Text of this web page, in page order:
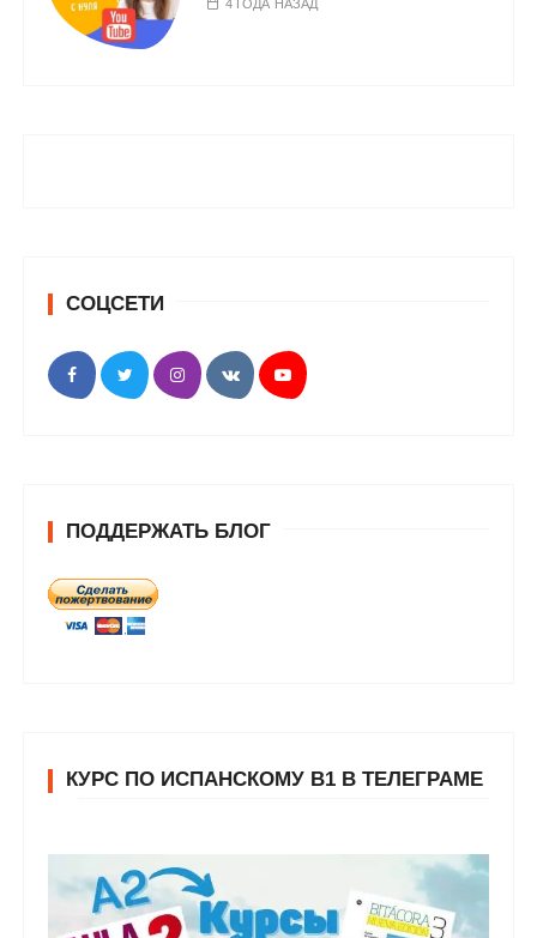
4 ГОДА НАЗАД
СОЦСЕТИ
ПОДДЕРЖАТЬ БЛОГ
КУРС ПО ИСПАНСКОМУ В1 В ТЕЛЕГРАМЕ